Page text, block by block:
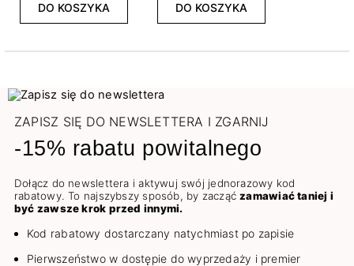
DO KOSZYKA DO KOSZYKA
ZAPISZ SIĘ DO NEWSLETTERA I ZGARNIJ
-15% rabatu powitalnego
Dołącz do newslettera i aktywuj swój jednorazowy kod
rabatowy. To najszybszy sposób, by zacząćzamawiać taniej i
być zawsze krok przed innymi.
Kod rabatowy dostarczany natychmiast po zapisie
Pierwszeństwo w dostępie do wyprzedaży i premier